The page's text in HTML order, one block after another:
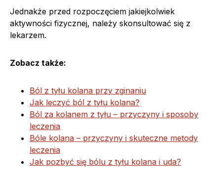
Jednakże przed rozpoczęciem jakiejkolwiek
aktywności fizycznej, należy skonsultować się z
lekarzem.
Zobacz także:
Ból z tyłu kolana przy zginaniu
Jak leczyć ból z tyłu kolana?
Ból za kolanem z tyłu – przyczyny i sposoby
leczenia
Bóle kolana – przyczyny i skuteczne metody
leczenia
Jak pozbyć się bólu z tyłu kolana i uda?